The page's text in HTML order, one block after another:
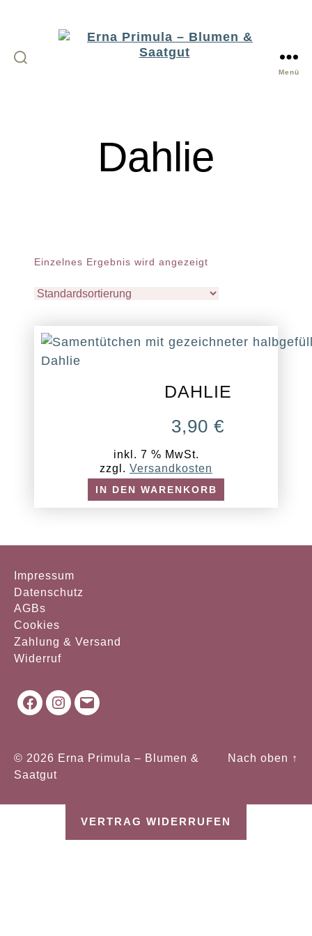
Blumen
&
Saatgut
Menü
Dahlie
Einzelnes Ergebnis wird angezeigt
DAHLIE
3,90€
inkl. 7 % MwSt.
zzgl. Versandkosten
IN DEN WARENKORB
Impressum
Datenschutz
AGBs
Cookies
Zahlung & Versand
Widerruf
Facebook
Instagram
Mail
© 2026 Erna Primula – Blumen &
Saatgut
Nach oben ↑
VERTRAG WIDERRUFEN